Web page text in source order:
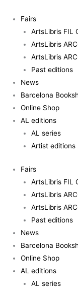
content
Fairs
ArtsLibris FIL
ArtsLibris
ArtsLibris
Past editions
News
Barcelona
Online Shop
AL editions
AL series
Artist editions
Fairs
ArtsLibris FIL
ArtsLibris
ArtsLibris
Past editions
News
Barcelona
Online Shop
AL editions
AL series
Cordero.
lugar
mente
quantity